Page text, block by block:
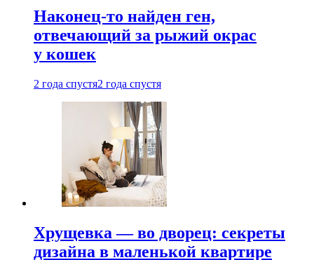
Наконец-то найден ген,
отвечающий за рыжий окрас
у кошек
2 года спустя2 года спустя
Хрущевка — во дворец: секреты
дизайна в маленькой квартире